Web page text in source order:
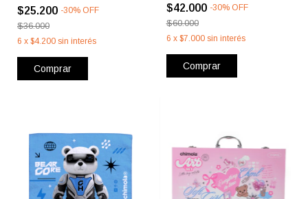
$25.200 -30% OFF
$36.000
6 x $4.200 sin interés
Comprar
$42.000 -30% OFF
$60.000
6 x $7.000 sin interés
Comprar